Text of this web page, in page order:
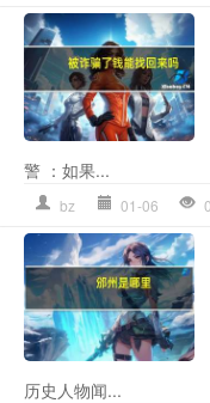
警 ：如果...
bz 01-06 0
历史人物闻...